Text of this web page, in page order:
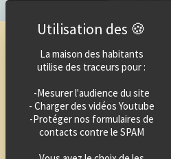
Guide des activités
La maison des habitants
utilise des traceurs pour :
-Mesurer l'audience du site
- Charger des vidéos Youtube
-Protéger nos formulaires de
contacts contre le SPAM